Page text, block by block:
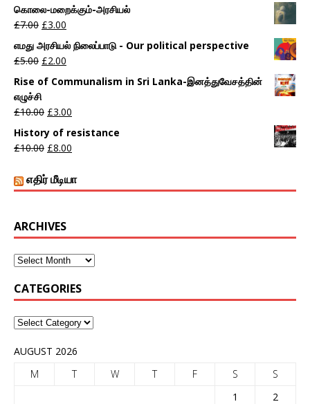
கொலை-மறைக்கும்-அரசியல்
£7.00 £3.00
எமது அரசியல் நிலைப்பாடு - Our political perspective
£5.00 £2.00
Rise of Communalism in Sri Lanka-இனத்துவேசத்தின்
எழுச்சி
£10.00 £3.00
History of resistance
£10.00 £8.00
எதிர் மீடியா
ARCHIVES
CATEGORIES
AUGUST 2026
M
T W T F S
S
1
2